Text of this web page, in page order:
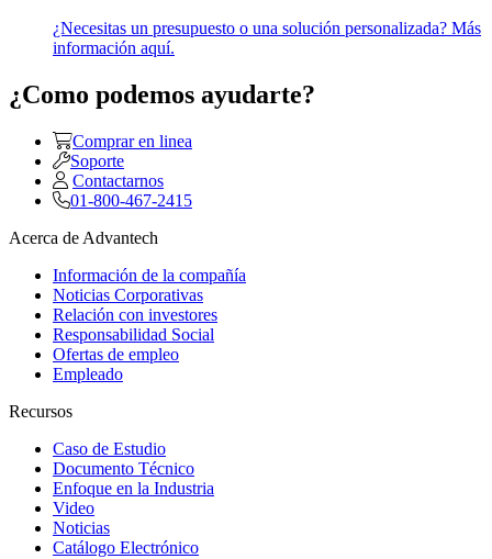
¿Necesitas un presupuesto o una solución personalizada? Más
información aquí.
¿Como podemos ayudarte?
Comprar en linea
Soporte
Contactarnos
01-800-467-2415
Acerca de Advantech
Información de la compañía
Noticias Corporativas
Relación con investores
Responsabilidad Social
Ofertas de empleo
Empleado
Recursos
Caso de Estudio
Documento Técnico
Enfoque en la Industria
Video
Noticias
Catálogo Electrónico